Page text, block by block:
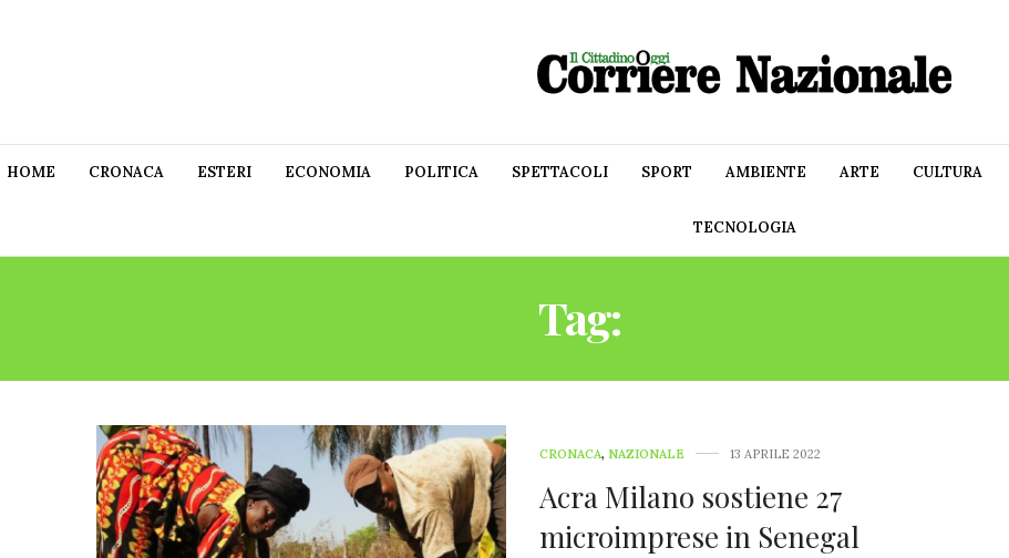
HOME CRONACA ESTERI ECONOMIA POLITICA SPETTACOLI SPORT AMBIENTE ARTE CULTURA
TECNOLOGIA
Tag:
CRONACA, NAZIONALE 13 APRILE 2022
Acra Milano sostiene 27
microimprese in Senegal